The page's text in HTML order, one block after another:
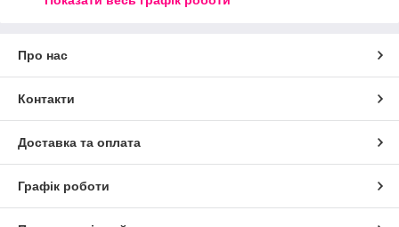
Про нас
Контакти
Доставка та оплата
Графік роботи